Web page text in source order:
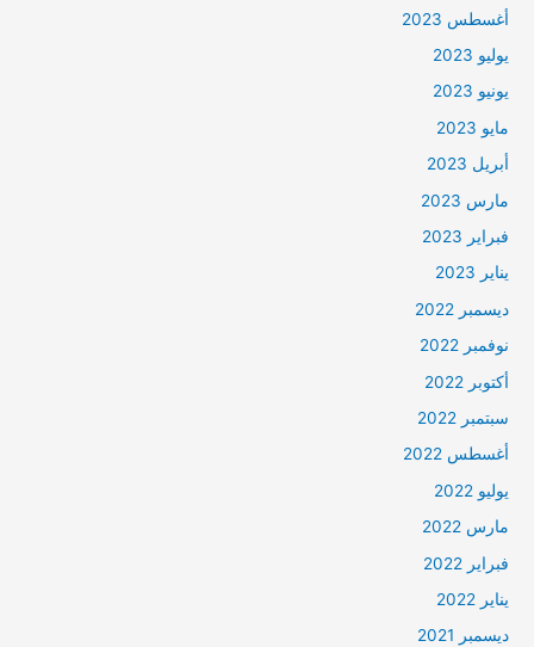
أغسطس 2023
يوليو 2023
يونيو 2023
مايو 2023
أبريل 2023
مارس 2023
فبراير 2023
يناير 2023
ديسمبر 2022
نوفمبر 2022
أكتوبر 2022
سبتمبر 2022
أغسطس 2022
يوليو 2022
مارس 2022
فبراير 2022
يناير 2022
ديسمبر 2021